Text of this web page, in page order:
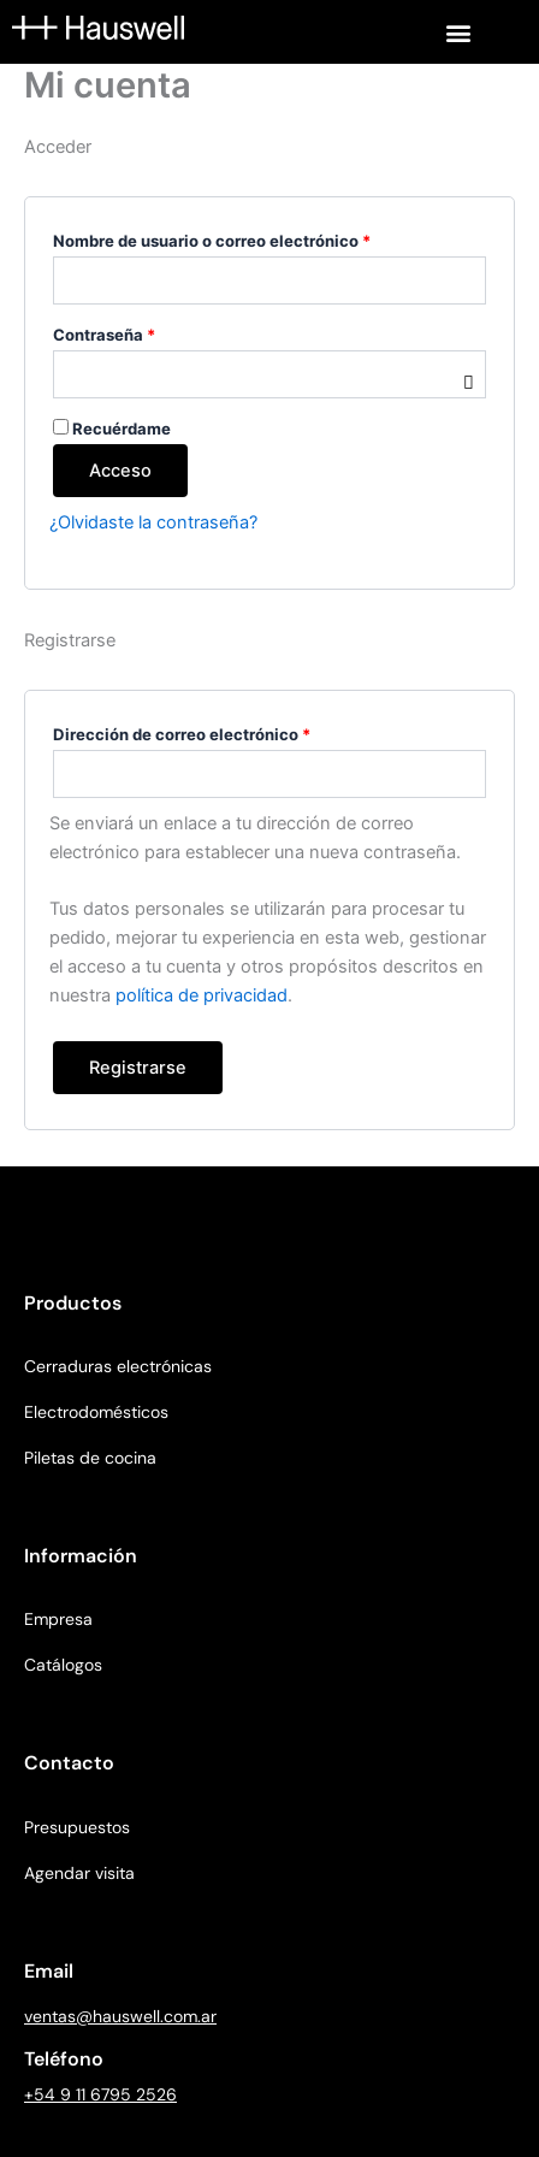
contenido
Mi cuenta
Acceder
Nombre de usuario o correo electrónico *
Contraseña *
Obligatorio
Recuérdame
Acceso
¿Olvidaste la contraseña?
Registrarse
Dirección de correo electrónico *
Se enviará un enlace a tu dirección de correo
electrónico para establecer una nueva contraseña.
Tus datos personales se utilizarán para procesar tu
pedido, mejorar tu experiencia en esta web, gestionar
el acceso a tu cuenta y otros propósitos descritos en
nuestra política de privacidad.
Registrarse
Productos
Cerraduras electrónicas
Electrodomésticos
Piletas de cocina
Información
Empresa
Catálogos
Contacto
Presupuestos
Agendar visita
Email
ventas@hauswell.com.ar
Teléfono
+54 9 11 6795 2526